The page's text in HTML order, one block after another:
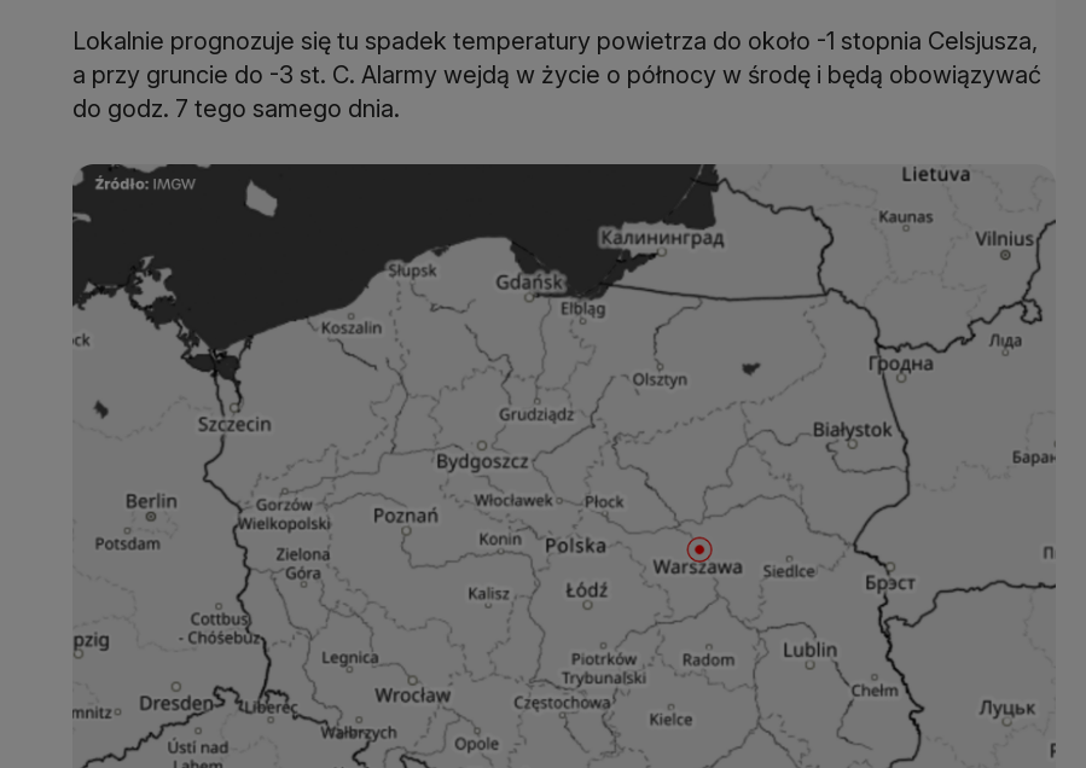
Lokalnie prognozuje się tu spadek temperatury powietrza do około -1 stopnia Celsjusza,
a przy gruncie do -3 st. C. Alarmy wejdą w życie o północy w środę i będą obowiązywać
do godz. 7 tego samego dnia.